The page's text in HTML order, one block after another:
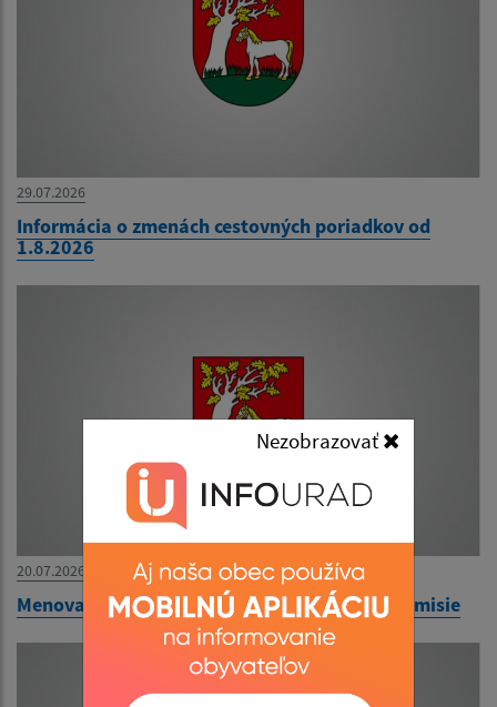
Nezobrazovať
29.07.2026
Informácia o zmenách cestovných poriadkov od
1.8.2026
20.07.2026
Menovanie zapisovateľa miestnej volebnej komisie